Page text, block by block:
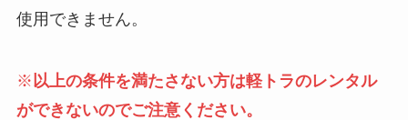
使用できません。
※ 以上の条件を満たさない方は軽トラのレンタル
ができないのでご注意ください。